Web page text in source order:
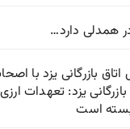
همدلی دارد…
بازرگانی یزد با
یزد: تعهدات
بسته است